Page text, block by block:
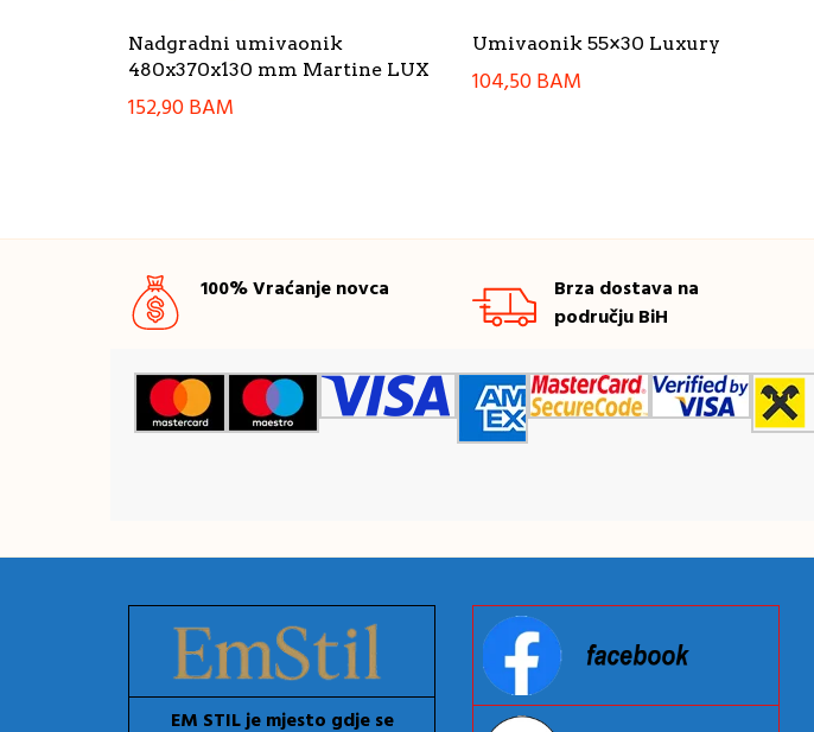
Nadgradni umivaonik
480x370x130 mm Martine LUX
152,90BAM
Umivaonik 55×30 Luxury
104,50BAM
100% Vraćanje novca
Brza dostava na
području BiH
EM STIL je mjesto gdje se